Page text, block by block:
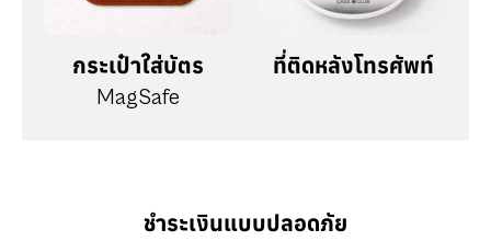
กระเป๋าใส่บัตร
MagSafe
ที่ติดหลังโทรศัพท์
ชำระเงินแบบปลอดภัย